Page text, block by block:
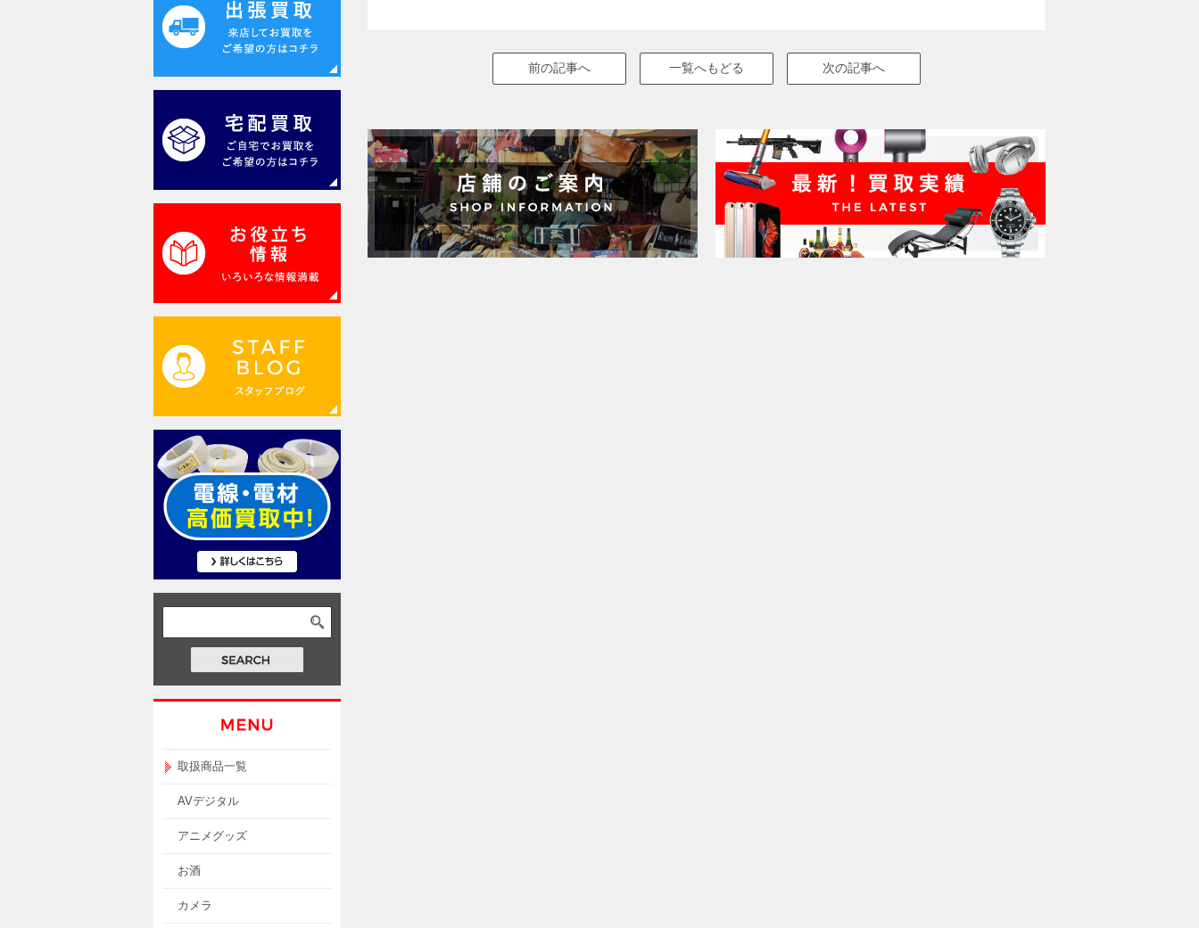
前の記事へ 次の記事へ
一覧へもどる
取扱商品一覧
AVデジタル
アニメグッズ
お酒
カメラ